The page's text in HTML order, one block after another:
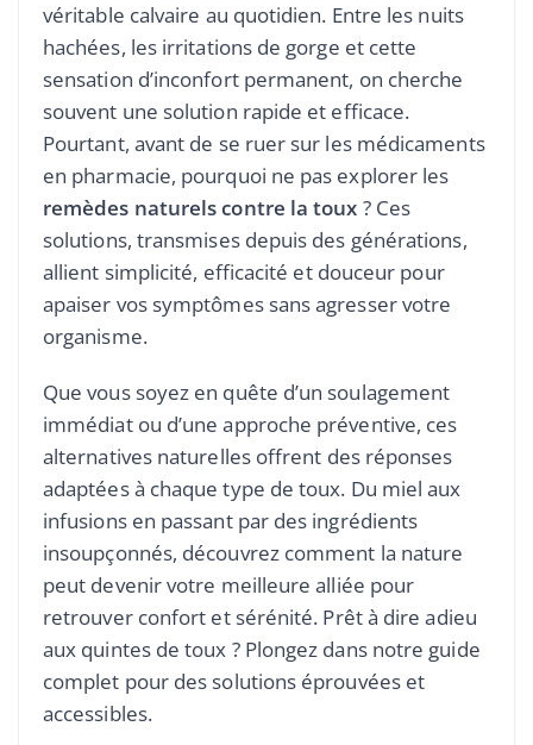
véritable calvaire au quotidien. Entre les nuits
hachées, les irritations de gorge et cette
sensation d’inconfort permanent, on cherche
souvent une solution rapide et efficace.
Pourtant, avant de se ruer sur les médicaments
en pharmacie, pourquoi ne pas explorer les
remèdes naturels contre la toux ? Ces
solutions, transmises depuis des générations,
allient simplicité, efficacité et douceur pour
apaiser vos symptômes sans agresser votre
organisme.
Que vous soyez en quête d’un soulagement
immédiat ou d’une approche préventive, ces
alternatives naturelles offrent des réponses
adaptées à chaque type de toux. Du miel aux
infusions en passant par des ingrédients
insoupçonnés, découvrez comment la nature
peut devenir votre meilleure alliée pour
retrouver confort et sérénité. Prêt à dire adieu
aux quintes de toux ? Plongez dans notre guide
complet pour des solutions éprouvées et
accessibles.